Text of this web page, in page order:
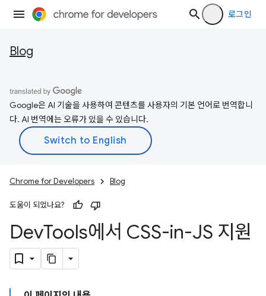
로그인
Blog
Google은 AI 기술을 사용하여 콘텐츠를 사용자의 기본 언어로 번역합니
다. AI 번역에는 오류가 있을 수 있습니다.
Chrome for Developers Blog
도움이 되었나요?
DevTools에서 CSS-in-JS 지원